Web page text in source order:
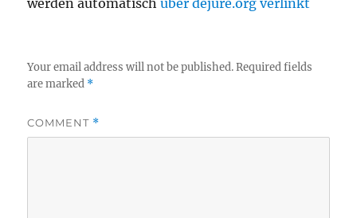
werden automatischüber dejure.org verlinkt
Your email address will not be published. Required fields
are marked *
COMMENT *